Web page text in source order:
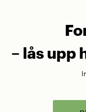
– lås upp